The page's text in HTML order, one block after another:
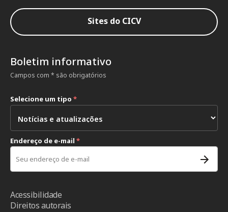
Sites do CICV
Boletim informativo
Campos com * são obrigatórios
Selecione um tipo *
Endereço de e-mail *
Acessibilidade
Direitos autorais